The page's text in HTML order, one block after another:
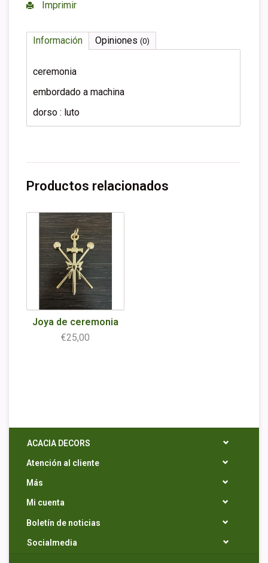
Imprimir
Información Opiniones (0)
ceremonia
embordado a machina
dorso : luto
Productos relacionados
Joya de ceremonia
€25,00
ACACIA DECORS
Atención al cliente
Más
Mi cuenta
Boletín de noticias
Socialmedia